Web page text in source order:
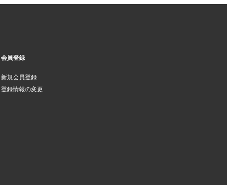
会員登録
新規会員登録
登録情報の変更